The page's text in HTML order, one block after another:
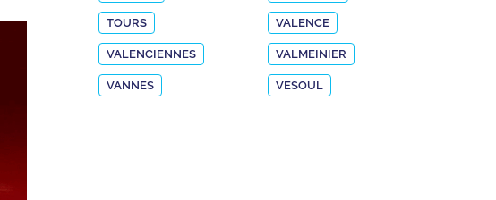
TOURS VALENCE
VALENCIENNES VALMEINIER
VANNES VESOUL